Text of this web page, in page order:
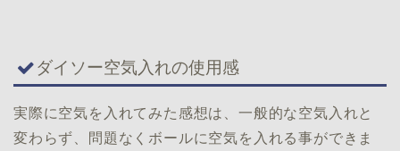
ダイソー空気入れの使用感
実際に空気を入れてみた感想は、一般的な空気入れと
変わらず、問題なくボールに空気を入れる事ができま